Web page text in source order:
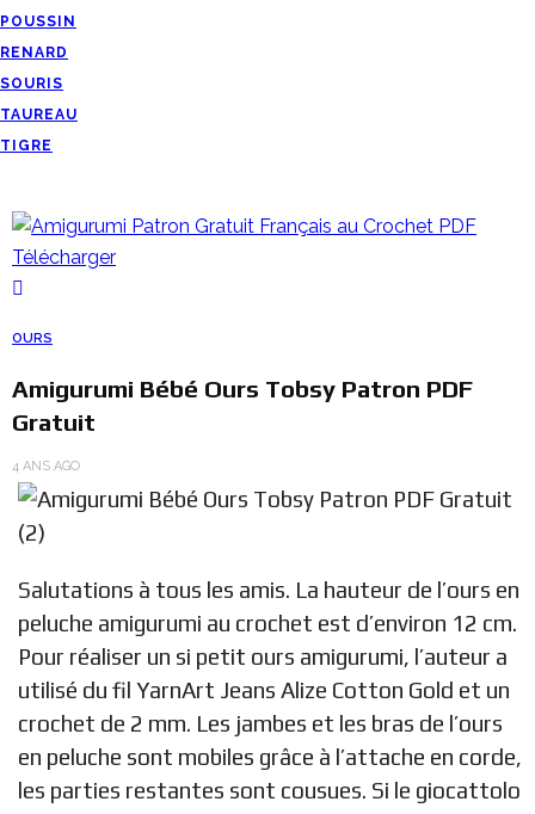
POUSSIN
RENARD
SOURIS
TAUREAU
TIGRE
OURS
Amigurumi Bébé Ours Tobsy Patron PDF
Gratuit
4 ANS AGO
Salutations à tous les amis. La hauteur de l’ours en
peluche amigurumi au crochet est d’environ 12 cm.
Pour réaliser un si petit ours amigurumi, l’auteur a
utilisé du fil YarnArt Jeans Alize Cotton Gold et un
crochet de 2 mm. Les jambes et les bras de l’ours
en peluche sont mobiles grâce à l’attache en corde,
les parties restantes sont cousues. Si le giocattolo